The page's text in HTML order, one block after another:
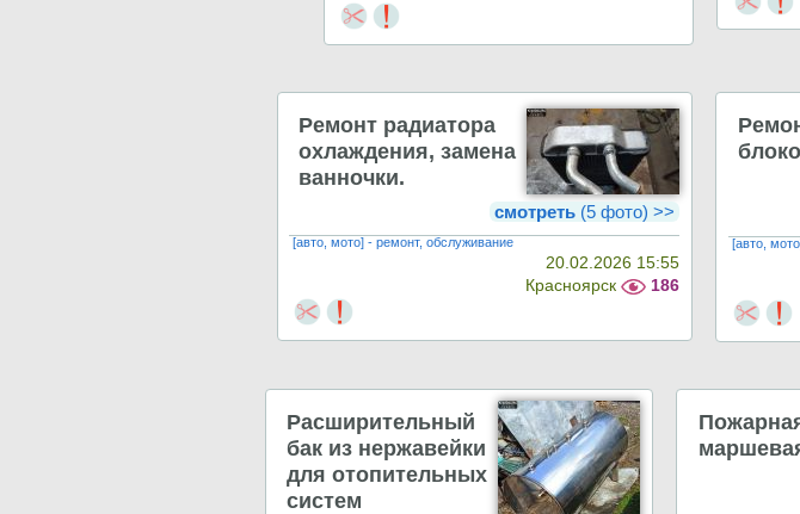
Ремонт радиатора
охлаждения, замена
ванночки.
смотреть (5 фото) >>
[авто, мото] - ремонт, обслуживание
20.02.2026 15:55
Красноярск
186
[авто,
Расширительный
бак из нержавейки
для отопительных
систем